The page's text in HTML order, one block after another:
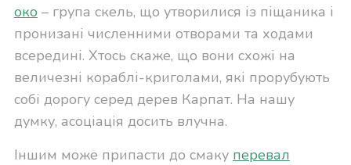
око – група скель, що утворилися із піщаника і
пронизані численними отворами та ходами
всередині. Хтось скаже, що вони схожі на
величезні кораблі-криголами, які прорубують
собі дорогу серед дерев Карпат. На нашу
думку, асоціація досить влучна.
Іншим може припасти до смаку перевал